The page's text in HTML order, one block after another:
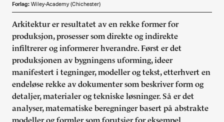
Made in Norway
Bokomtaler
Forfattere
Arkitekter
Forlag: Wiley-Academy (Chichester)
Arkitektur er resultatet av en rekke former for
produksjon, prosesser som direkte og indirekte
infiltrerer og informerer hverandre. Først er det
produksjonen av bygningens uforming, ideer
manifestert i tegninger, modeller og tekst, etterhvert en
endeløse rekke av dokumenter som beskriver form og
detaljer, materialer og tekniske løsninger. Så er det
analyser, matematiske beregninger basert på abstrakte
modeller og formler som forutsier for eksempel